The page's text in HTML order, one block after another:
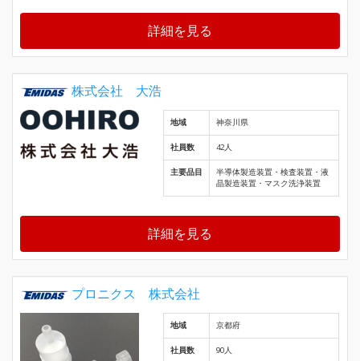
詳細を見る
株式会社 大浩
地域 神奈川県
社員数 42人
主要品目
半導体製造装置・検査装置・液
晶製造装置・マスク洗浄装置
詳細を見る
プロニクス 株式会社
地域 京都府
社員数 90人